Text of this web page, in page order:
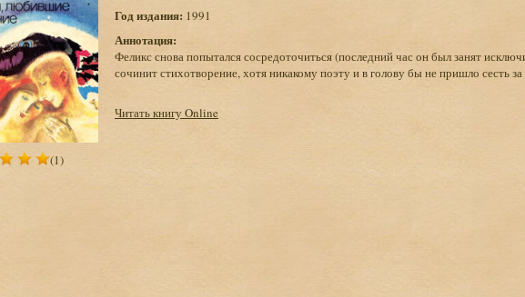
(1)
Год издания: 1991
Аннотация:
Феликс снова попытался сосредоточиться (последний час он был занят
сочинит стихотворение, хотя никакому поэту и в голову бы не пришло сесть
Читать книгу Online